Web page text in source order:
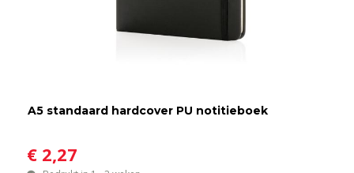
A5 standaard hardcover PU notitieboek
€ 2,27